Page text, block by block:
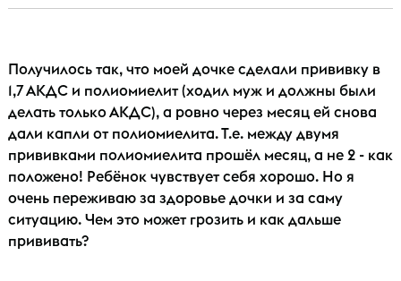
Получилось так, что моей дочке сделали прививку в
1,7 АКДС и полиомиелит (ходил муж и должны были
делать только АКДС), а ровно через месяц ей снова
дали капли от полиомиелита. Т.е. между двумя
прививками полиомиелита прошёл месяц, а не 2 - как
положено! Ребёнок чувствует себя хорошо. Но я
очень переживаю за здоровье дочки и за саму
ситуацию. Чем это может грозить и как дальше
прививать?